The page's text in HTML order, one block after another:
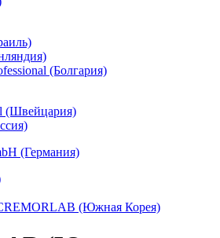
(Болгария)
(Швейцария)
(Германия)
(Южная Корея)